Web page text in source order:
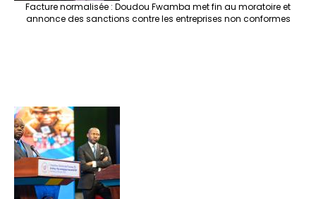
Facture normalisée : Doudou Fwamba met fin au moratoire et
annonce des sanctions contre les entreprises non conformes